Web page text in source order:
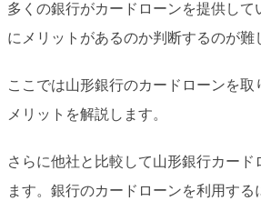
多くの銀行がカードローンを提供して
にメリットがあるのか判断するのが難
ここでは山形銀行のカードローンを
メリットを解説します。
さらに他社と比較して山形銀行カード
ます。銀行のカードローンを利用する